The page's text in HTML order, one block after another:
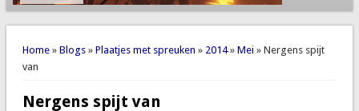
You are here
Home» Blogs» Plaatjes met spreuken » 2014» Mei » Nergens spijt
van
Nergens spijt van